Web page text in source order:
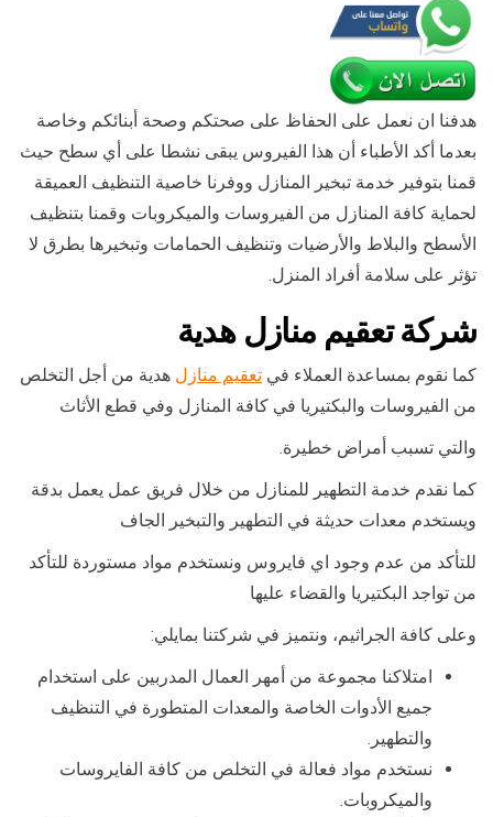
هدفنا ان نعمل على الحفاظ على صحتكم وصحة أبنائكم وخاصة
بعدما أكد الأطباء أن هذا الفيروس يبقى نشطا على أي سطح حيث
قمنا بتوفير خدمة تبخير المنازل ووفرنا خاصية التنظيف العميقة
لحماية كافة المنازل من الفيروسات والميكروبات وقمنا بتنظيف
الأسطح والبلاط والأرضيات وتنظيف الحمامات وتبخيرها بطرق لا
تؤثر على سلامة أفراد المنزل.
شركة تعقيم منازل هدية
كما نقوم بمساعدة العملاء في تعقيم منازل هدية من أجل التخلص
من الفيروسات والبكتيريا في كافة المنازل وفي قطع الأثاث
والتي تسبب أمراض خطيرة.
كما نقدم خدمة التطهير للمنازل من خلال فريق عمل يعمل بدقة
ويستخدم معدات حديثة في التطهير والتبخير الجاف
للتأكد من عدم وجود اي فايروس ونستخدم مواد مستوردة للتأكد
من تواجد البكتيريا والقضاء عليها
وعلى كافة الجراثيم، ونتميز في شركتنا بمايلي:
امتلاكنا مجموعة من أمهر العمال المدربين على استخدام
جميع الأدوات الخاصة والمعدات المتطورة في التنظيف
والتطهير.
نستخدم مواد فعالة في التخلص من كافة الفايروسات
والميكروبات.